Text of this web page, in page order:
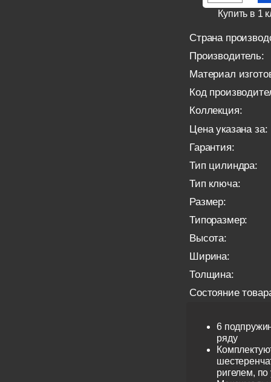
Купить в 1
Страна
Производитель:
Материал
Код
Коллекция:
Цена указана за:
Гарантия:
Тип цилиндра:
Тип ключа:
Размер:
Типоразмер:
Высота:
Ширина:
Толщина:
Состояние
6
ряду
ригелем,